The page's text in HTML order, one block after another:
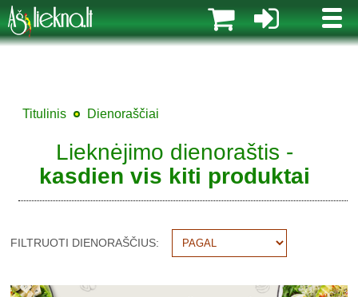
MENIU
Titulinis Dienoraščiai
Lieknėjimo dienoraštis -
kasdien vis kiti produktai
FILTRUOTI DIENORAŠČIUS: